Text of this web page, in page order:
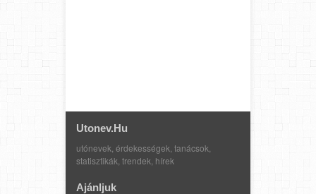
Utonev.hu
utónevek, érdekességek, tanácsok,
statisztikák, trendek, hírek
Ajánljuk